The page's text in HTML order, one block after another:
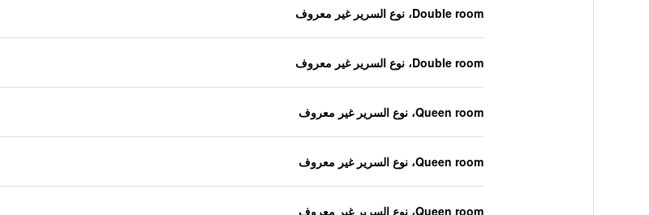
Double room، نوع السرير غير معروف
Double room، نوع السرير غير معروف
Queen room، نوع السرير غير معروف
Queen room، نوع السرير غير معروف
Queen room، نوع السرير غير معروف